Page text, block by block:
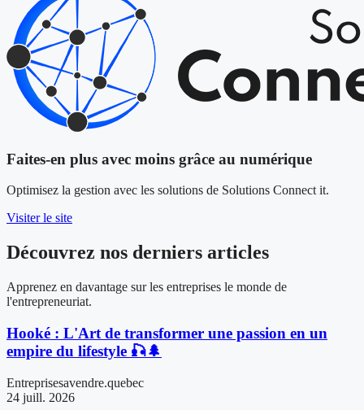
Faites-en plus avec moins grâce au numérique
Optimisez la gestion avec les solutions de Solutions Connect it.
Visiter le site
Découvrez nos derniers articles
Apprenez en davantage sur les entreprises le monde de
l'entrepreneuriat.
Hooké : L'Art de transformer une passion en un
empire du lifestyle 🎣🌲
Entreprisesavendre.quebec
24 juill. 2026